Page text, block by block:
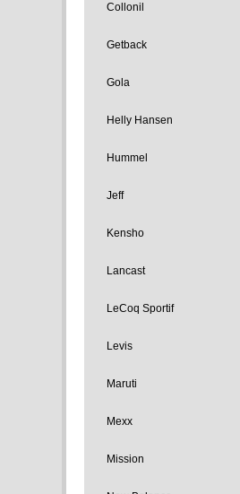
Collonil
Getback
Gola
Helly Hansen
Hummel
Jeff
Kensho
Lancast
LeCoq Sportif
Levis
Maruti
Mexx
Mission